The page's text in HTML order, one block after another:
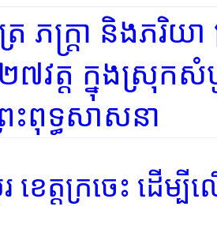
ខេត្តក្រចេះ ដើម្